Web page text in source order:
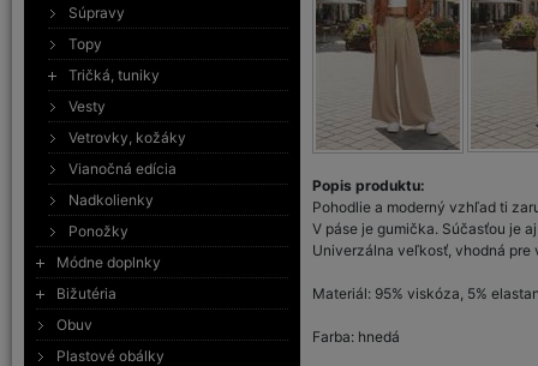
Súpravy
Topy
Tričká, tuniky
Vesty
Vetrovky, kožáky
Vianočná edícia
Nadkolienky
Ponožky
Módne doplnky
Bižutéria
Obuv
Plastové obálky
Popis produktu:
Pohodlie a moderný vzhľad ti
V páse je gumička. Súčasťou je
Univerzálna veľkosť, vhodná pre
Materiál: 95% viskóza, 5%
Farba: hnedá